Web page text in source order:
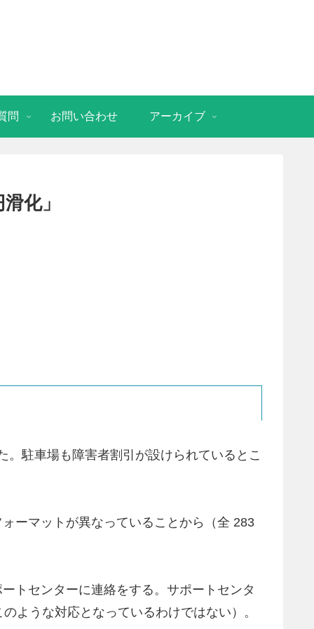
問 お問い合わせ アーカイブ
化」
駐車場も障害者割引が設けられているとこ
ーマットが異なっていることから（全 283
トセンターに連絡をする。サポートセンタ
ような対応となっているわけではない）。